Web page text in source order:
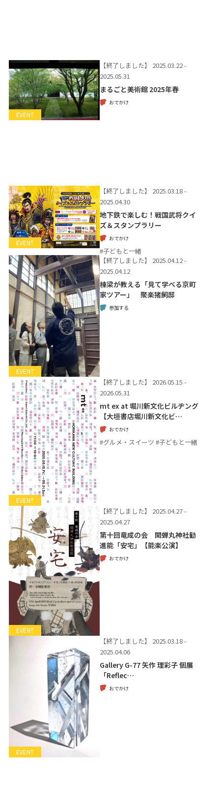
EVENT
【終了しました】
2025.03.22 -
2025.05.31
まるごと美術館 2025年春
おでかけ
EVENT
【終了しました】
2025.03.18 -
2025.04.30
地下鉄で楽しむ！戦国武将クイ
ズ＆スタンプラリー
おでかけ
#子どもと一緒
EVENT
【終了しました】
2025.04.12 -
2025.04.12
棟梁が教える「見て学べる京町
家ツアー」 聚楽猪飼邸
参加する
EVENT
【終了しました】
2026.05.15 -
2026.05.31
mt ex at 堀川新文化ビルヂング
【大垣書店堀川新文化ビ…
おでかけ
#グルメ・スイーツ #子どもと一緒
EVENT
【終了しました】
2025.04.27 -
2025.04.27
第十回竜成の会 関蝉丸神社勧
進能「安宅」【能楽公演】
おでかけ
EVENT
【終了しました】
2025.03.18 -
2025.04.06
Gallery G-77 矢作 理彩子 個展
「Reflec…
おでかけ